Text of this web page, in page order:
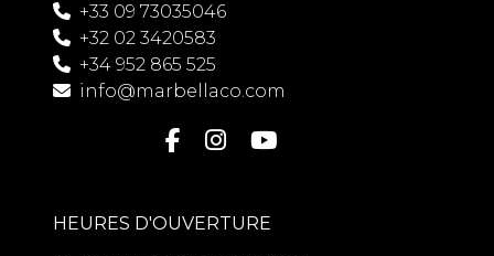
+33 09 73035046
+32 02 3420583
+34 952 865 525
info@marbellaco.com
HEURES D'OUVERTURE